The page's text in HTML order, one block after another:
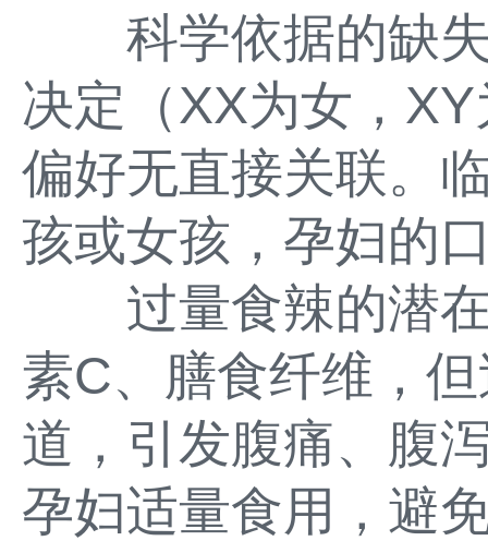
科学依据的缺失
决定（XX为女，
偏好无直接关联。
孩或女孩，孕妇的
过量食辣的潜在
素C、膳食纤维，
道，引发腹痛、腹
孕妇适量食用，避